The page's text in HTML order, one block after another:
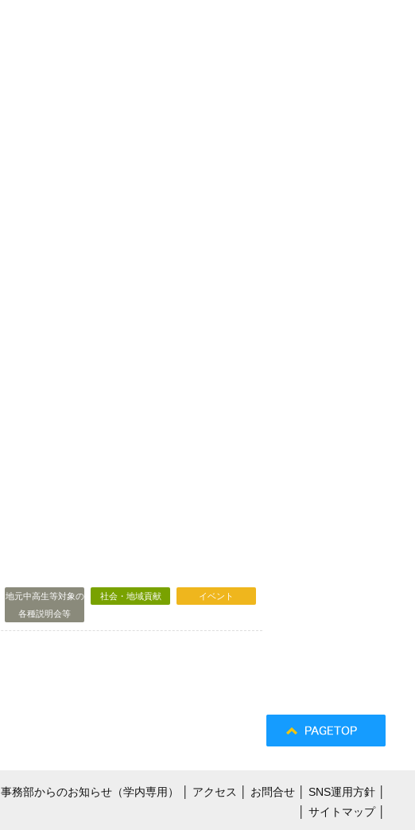
イベント
社会・地域貢献
地元中高生等対象の
各種説明会等
事務部からのお知らせ（学内専用） アクセス お問合せ SNS運用方針
サイトマップ